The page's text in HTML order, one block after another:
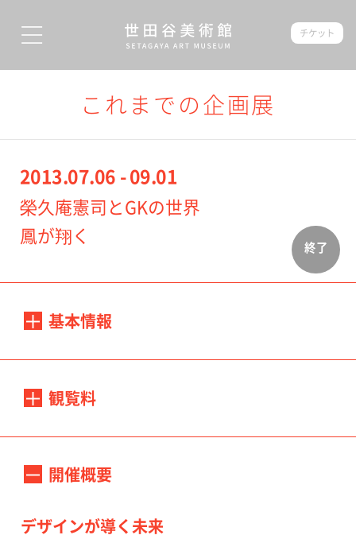
チケット
これまでの企画展
終了
2013.07.06 - 09.01
榮久庵憲司とGKの世界
鳳が翔く
基本情報
2013年7月6日（土）－9月1日（日）
毎週月曜日
日（火）は休館
観覧料
生800(640)円、中小生500(400)円
は500円（介助の方1名までは無料）、大高中小
開催概要
デザインが導く未来